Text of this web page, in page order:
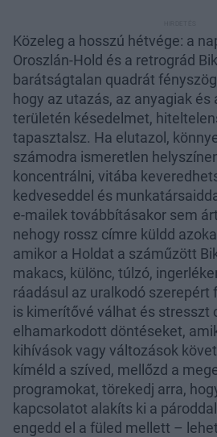
Közeleg a hosszú hétvége: a
Oroszlán-Hold és a retrográd
barátságtalan quadrát
hogy az utazás, az anyagiak és
területén késedelmet,
tapasztalsz. Ha elutazol,
számodra ismeretlen
koncentrálni, vitába
kedveseddel és
e-mailek továbbításakor sem
nehogy rossz címre küldd
amikor a Holdat a száműzött
makacs, különc, túlzó,
ráadásul az uralkodó
is kimerítővé válhat és stresszt
elhamarkodott döntéseket,
kihívások vagy változások
kíméld a szíved, mellőzd a
programokat, törekedj arra,
kapcsolatot alakíts ki a
engedd el a füled mellett –